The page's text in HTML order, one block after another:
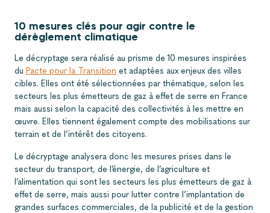
10 mesures clés pour agir contre le
dérèglement climatique
Le décryptage sera réalisé au prisme de 10 mesures inspirées
du Pacte pour la Transition et adaptées aux enjeux des villes
cibles. Elles ont été sélectionnées par thématique, selon les
secteurs les plus émetteurs de gaz à effet de serre en France
mais aussi selon la capacité des collectivités à les mettre en
œuvre. Elles tiennent également compte des mobilisations sur
terrain et de l’intérêt des citoyens.
Le décryptage analysera donc les mesures prises dans le
secteur du transport, de l’énergie, de l’agriculture et
l’alimentation qui sont les secteurs les plus émetteurs de gaz à
effet de serre, mais aussi pour lutter contre l’implantation de
grandes surfaces commerciales, de la publicité et de la gestion